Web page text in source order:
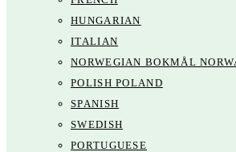
HUNGARIAN
ITALIAN
NORWEGIAN BOKMÅL
POLISH POLAND
SPANISH
SWEDISH
PORTUGUESE